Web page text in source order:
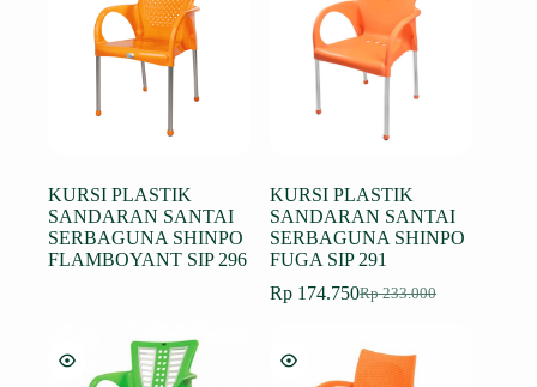
KURSI PLASTIK
SANDARAN SANTAI
SERBAGUNA SHINPO
FLAMBOYANT SIP 296
KURSI PLASTIK
SANDARAN SANTAI
SERBAGUNA SHINPO
FUGA SIP 291
Rp233.000
Harga
adalah:
Rp 233.000.
Rp 174.750Harga
ini
adalah: